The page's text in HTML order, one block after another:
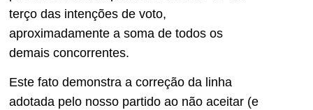
terço das intenções de voto,
aproximadamente a soma de todos os
demais concorrentes.
Este fato demonstra a correção da linha
adotada pelo nosso partido ao não aceitar (e